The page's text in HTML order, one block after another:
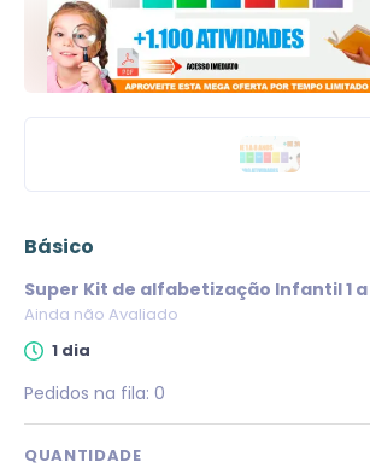
básico
Super Kit de alfabetização Infantil 1 a
Ainda não Avaliado
1 dia
Pedidos na fila: 0
QUANTIDADE